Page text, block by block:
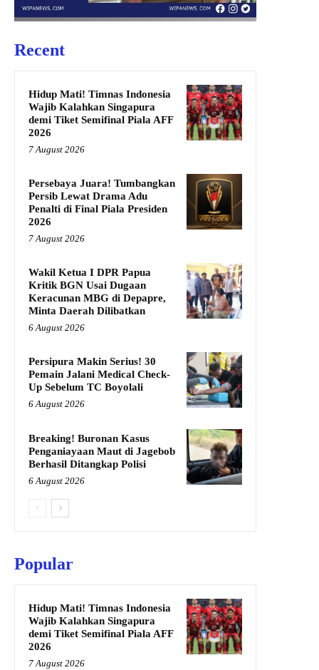
Recent
Hidup Mati! Timnas Indonesia
Wajib Kalahkan Singapura
demi Tiket Semifinal Piala AFF
2026
7 August 2026
Persebaya Juara! Tumbangkan
Persib Lewat Drama Adu
Penalti di Final Piala Presiden
2026
7 August 2026
Wakil Ketua I DPR Papua
Kritik BGN Usai Dugaan
Keracunan MBG di Depapre,
Minta Daerah Dilibatkan
6 August 2026
Persipura Makin Serius! 30
Pemain Jalani Medical Check-
Up Sebelum TC Boyolali
6 August 2026
Breaking! Buronan Kasus
Penganiayaan Maut di Jagebob
Berhasil Ditangkap Polisi
6 August 2026
Popular
Hidup Mati! Timnas Indonesia
Wajib Kalahkan Singapura
demi Tiket Semifinal Piala AFF
2026
7 August 2026